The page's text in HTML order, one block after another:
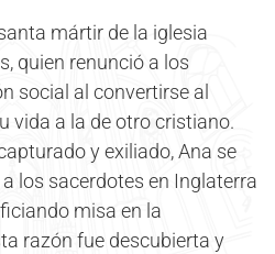
mártir de la iglesia
quien renunció a los
social al convertirse al
vida a la de otro cristiano.
y exiliado, Ana se
los sacerdotes en Inglaterra
misa en la
razón fue descubierta y